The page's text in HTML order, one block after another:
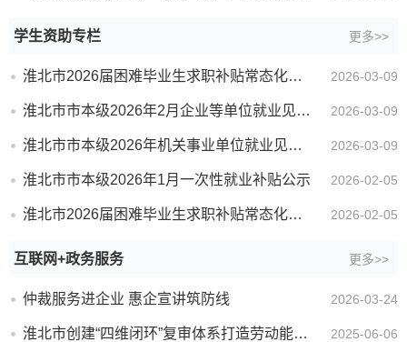
学生资助专栏 更多>>
淮北市2026届困难毕业生求职补贴常态化申请通过人员公示（二月) 2026-03-09
淮北市市本级2026年2月企业等单位就业见习相关补贴发放情况公示 2026-03-09
淮北市市本级2026年机关事业单位就业见习人员2月基本生活补贴公示 2026-03-09
淮北市市本级2026年1月一次性就业补贴公示 2026-02-05
淮北市2026届困难毕业生求职补贴常态化申请通过人员公示（一月) 2026-02-05
互联网+政务服务 更多>>
仲裁服务进企业 惠企宣讲筑防线 2026-03-24
淮北市创建“四维闭环”复审体系打造劳动能力鉴定“双保险”新模式 2025-06-06